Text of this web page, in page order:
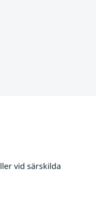
vid särskilda